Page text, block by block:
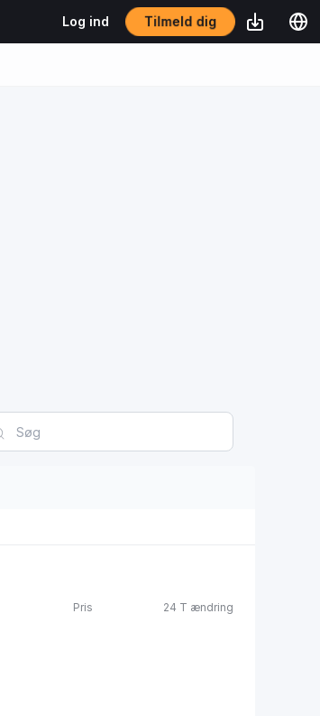
Log ind Tilmeld dig
Pris 24 T ændring